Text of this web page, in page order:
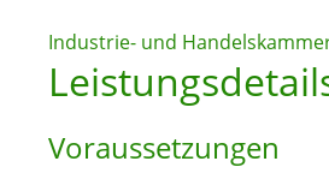
Industrie- und
Voraussetzungen